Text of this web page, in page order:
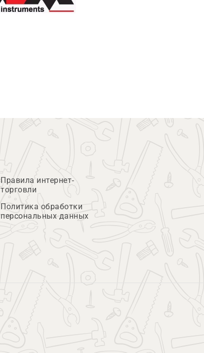
Правила интернет-
торговли
Политика обработки
персональных данных